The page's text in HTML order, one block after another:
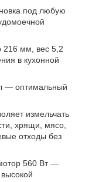
под любую
216 мм, вес 5,2
в кухонной
— оптимальный
измельчать
хрящи, мясо,
отходы без
560 Вт —